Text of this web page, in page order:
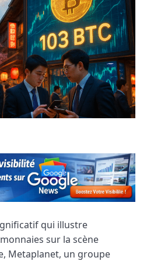
qui illustre
sur la scène
Metaplanet, un groupe